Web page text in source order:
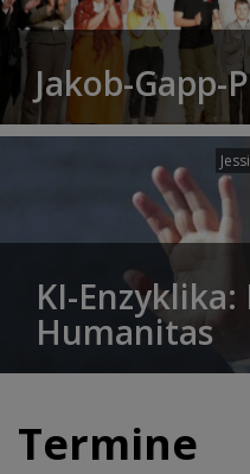
Jakob-Gapp-
KI-
Humanitas
Termine